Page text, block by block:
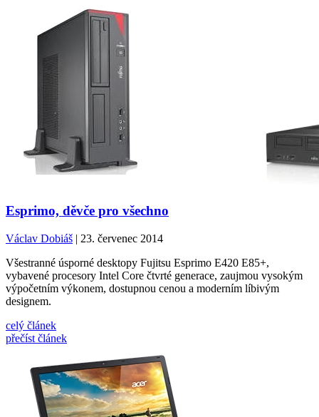
Esprimo, děvče pro všechno
Václav Dobiáš | 23. červenec 2014
Všestranné úsporné desktopy Fujitsu Esprimo E420 E85+,
vybavené procesory Intel Core čtvrté generace, zaujmou vysokým
výpočetním výkonem, dostupnou cenou a moderním líbivým
designem.
celý článek
přečíst článek